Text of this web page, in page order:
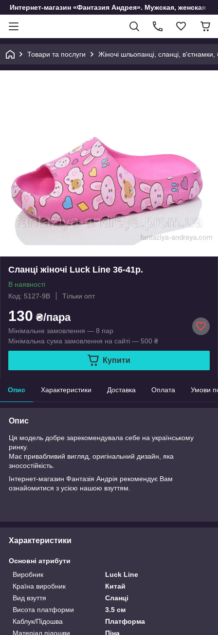
Интернет-магазин «Фантазия Андрея». Мужская, женская и
Товари та послуги Жіночі шльопанці, сланці, в'єтнамки,
Сланці жіночі Luck Line 36-41р.
В наявності
Код: 5127-9B
Тільки опт
130 ₴/пара
Мінімальне замовлення — 8 пар
Мінімальна сума замовлення на сайті — 500 ₴
Купити
Опис Характеристики Доставка Оплата Умови
Опис
Ця модель добре зарекомендувала себе на українському
ринку.
Має привабливий вигляд, оригінальний дизайн, яка
зносостійкість.
Інтернет-магазин Фантазія Андрія рекомендує Вам
ознайомитися з усією нашою взуттям.
Характеристики
Основні атрибути
Виробник
Luck Line
Країна виробник
Китай
Вид взуття
Сланці
Висота платформи
3.5 см
Каблук/Підошва
Платформа
Матеріал підошви
Піна